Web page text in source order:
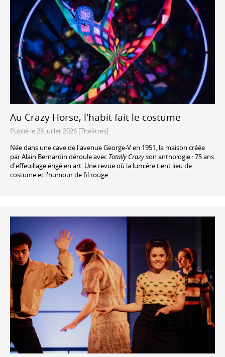
Au Crazy Horse, l'habit fait le costume
Publié le 28 juillet 2026 [Théâtres]
Née dans une cave de l'avenue George-V en 1951, la maison créée
par Alain Bernardin déroule avec Totally Crazyson anthologie : 75 ans
d'effeuillage érigé en art. Une revue où la lumière tient lieu de
costume et l'humour de fil rouge.